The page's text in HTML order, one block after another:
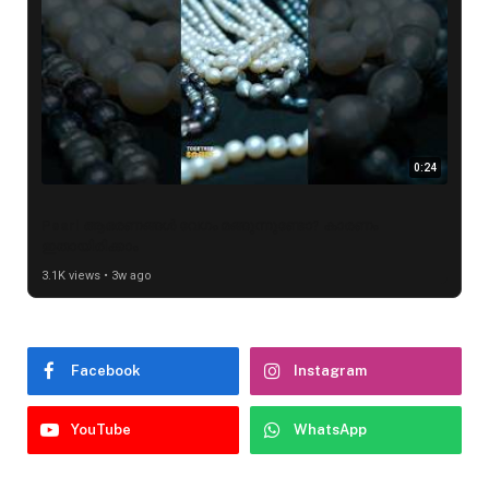
0:24
3.1K views • 3w ago
Facebook Instagram
YouTube WhatsApp